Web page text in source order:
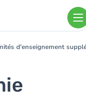
d'enseignement